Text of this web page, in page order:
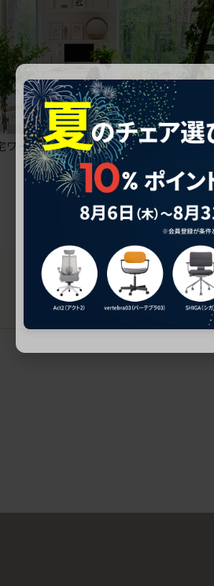
ワークにおすすめのオフィスチェア5選